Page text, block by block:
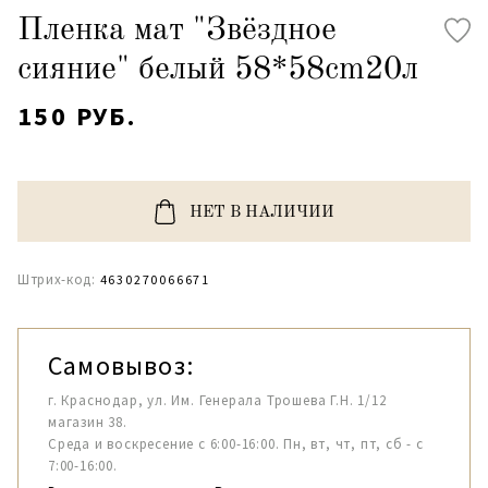
Пленка мат "Звёздное
сияние" белый 58*58cm20л
150 РУБ.
НЕТ В НАЛИЧИИ
Штрих-код: 4630270066671
Самовывоз:
г. Краснодар, ул. Им. Генерала Трошева Г.Н. 1/12
магазин 38.
Среда и воскресение с 6:00-16:00. Пн, вт, чт, пт, сб - с
7:00-16:00.